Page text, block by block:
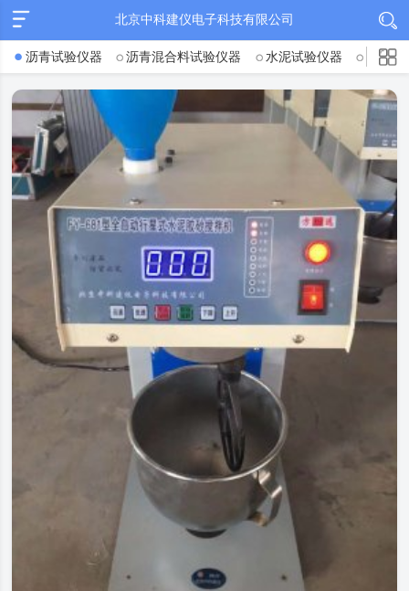
北京中科建仪电子科技有限公司
沥青试验仪器 沥青混合料试验仪器 水泥试验仪器 混凝